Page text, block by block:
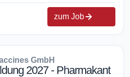
zum Job
GmbH
2027 - Pharmakant